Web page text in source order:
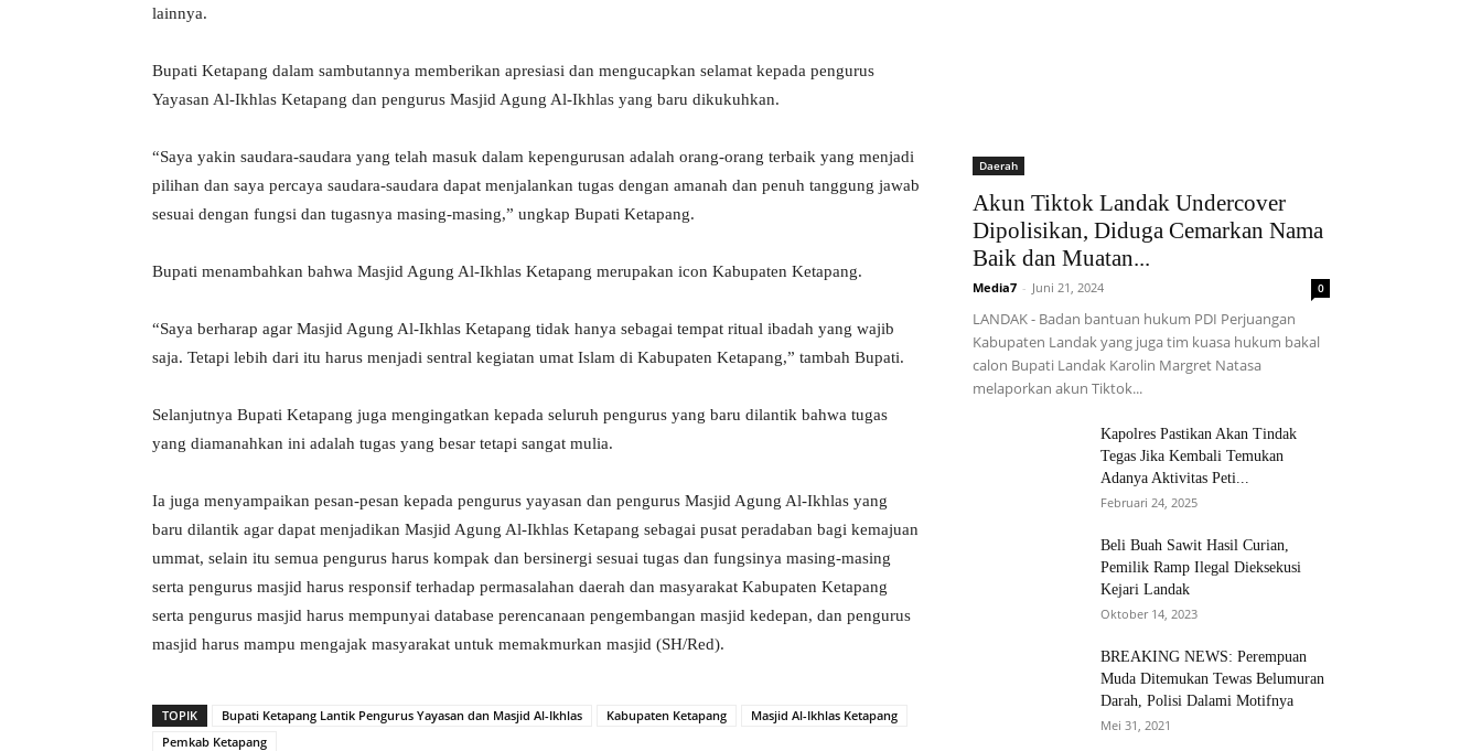
lainnya.
Bupati Ketapang dalam sambutannya memberikan apresiasi dan mengucapkan selamat kepada pengurus
Yayasan Al-Ikhlas Ketapang dan pengurus Masjid Agung Al-Ikhlas yang baru dikukuhkan.
“Saya yakin saudara-saudara yang telah masuk dalam kepengurusan adalah orang-orang terbaik yang menjadi
pilihan dan saya percaya saudara-saudara dapat menjalankan tugas dengan amanah dan penuh tanggung jawab
sesuai dengan fungsi dan tugasnya masing-masing,” ungkap Bupati Ketapang.
Bupati menambahkan bahwa Masjid Agung Al-Ikhlas Ketapang merupakan icon Kabupaten Ketapang.
“Saya berharap agar Masjid Agung Al-Ikhlas Ketapang tidak hanya sebagai tempat ritual ibadah yang wajib
saja. Tetapi lebih dari itu harus menjadi sentral kegiatan umat Islam di Kabupaten Ketapang,” tambah Bupati.
Selanjutnya Bupati Ketapang juga mengingatkan kepada seluruh pengurus yang baru dilantik bahwa tugas
yang diamanahkan ini adalah tugas yang besar tetapi sangat mulia.
Ia juga menyampaikan pesan-pesan kepada pengurus yayasan dan pengurus Masjid Agung Al-Ikhlas yang
baru dilantik agar dapat menjadikan Masjid Agung Al-Ikhlas Ketapang sebagai pusat peradaban bagi kemajuan
ummat, selain itu semua pengurus harus kompak dan bersinergi sesuai tugas dan fungsinya masing-masing
serta pengurus masjid harus responsif terhadap permasalahan daerah dan masyarakat Kabupaten Ketapang
serta pengurus masjid harus mempunyai database perencanaan pengembangan masjid kedepan, dan pengurus
masjid harus mampu mengajak masyarakat untuk memakmurkan masjid (SH/Red).
TOPIK Bupati Ketapang Lantik Pengurus Yayasan dan Masjid Al-Ikhlas Kabupaten Ketapang
Masjid Al-Ikhlas Ketapang
Pemkab Ketapang
Daerah
Akun Tiktok Landak Undercover
Dipolisikan, Diduga Cemarkan Nama
Baik dan Muatan...
Media7 - Juni 21, 2024 0
LANDAK - Badan bantuan hukum PDI Perjuangan
Kabupaten Landak yang juga tim kuasa hukum bakal
calon Bupati Landak Karolin Margret Natasa
melaporkan akun Tiktok...
Kapolres Pastikan Akan Tindak
Tegas Jika Kembali Temukan
Adanya Aktivitas Peti...
Februari 24, 2025
Beli Buah Sawit Hasil Curian,
Pemilik Ramp Ilegal Dieksekusi
Kejari Landak
Oktober 14, 2023
BREAKING NEWS: Perempuan
Muda Ditemukan Tewas Belumuran
Darah, Polisi Dalami Motifnya
Mei 31, 2021